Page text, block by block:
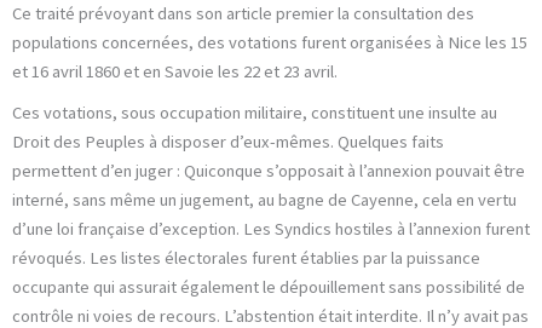
Ce traité prévoyant dans son article premier la consultation des
populations concernées, des votations furent organisées à Nice les 15
et 16 avril 1860 et en Savoie les 22 et 23 avril.
Ces votations, sous occupation militaire, constituent une insulte au
Droit des Peuples à disposer d’eux-mêmes. Quelques faits
permettent d’en juger : Quiconque s’opposait à l’annexion pouvait être
interné, sans même un jugement, au bagne de Cayenne, cela en vertu
d’une loi française d’exception. Les Syndics hostiles à l’annexion furent
révoqués. Les listes électorales furent établies par la puissance
occupante qui assurait également le dépouillement sans possibilité de
contrôle ni voies de recours. L’abstention était interdite. Il n’y avait pas